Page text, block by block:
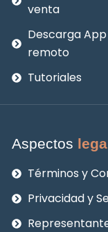
venta
Descarga
remoto
Tutoriales
Aspectos
Términos y
Privacidad y